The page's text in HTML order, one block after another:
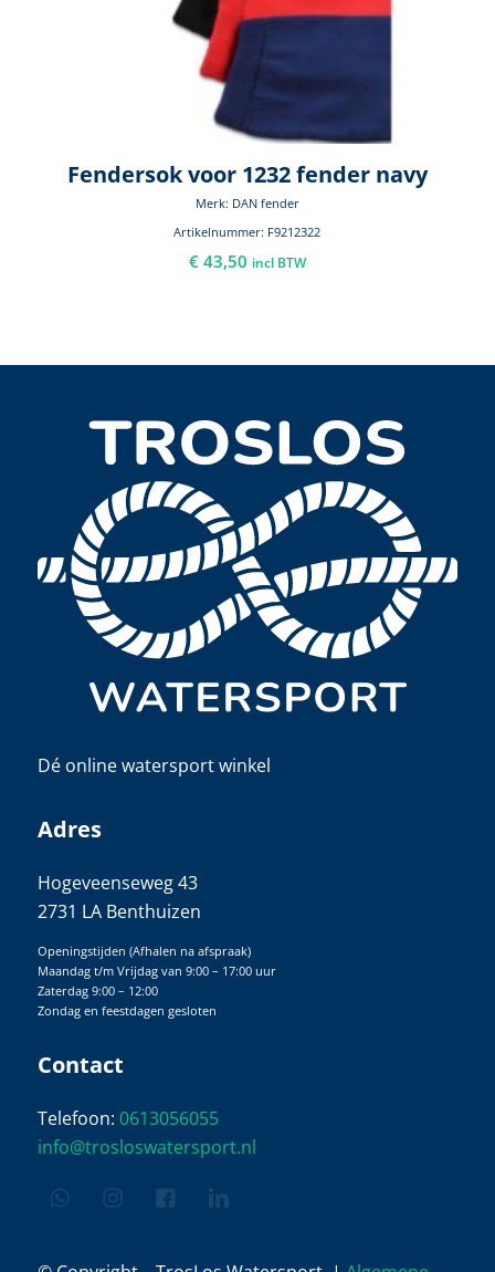
Fendersok voor 1232 fender navy
Merk: DAN fender
Artikelnummer: F9212322
€43,50 incl BTW
Dé online watersport winkel
Adres
Hogeveenseweg 43
2731 LA Benthuizen
Openingstijden (Afhalen na afspraak)
Maandag t/m Vrijdag van 9:00 – 17:00 uur
Zaterdag 9:00 – 12:00
Zondag en feestdagen gesloten
Contact
Telefoon: 0613056055
info@trosloswatersport.nl